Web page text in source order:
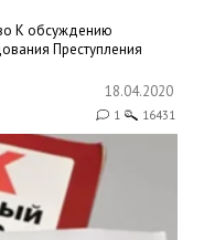
К обсуждению
Преступления
18.04.2020
1 16431